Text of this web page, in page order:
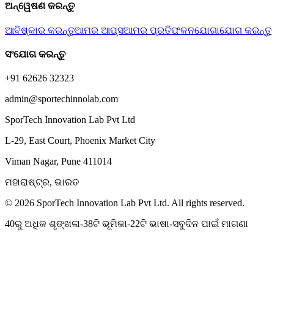
ଅନ୍ୱେଷଣ କରନ୍ତୁ
ଆବିଷ୍କାର କରନ୍ତୁଆମର ଆପ୍ସଆମର ପ୍ରତିଫଳନଯୋଗାଯୋଗ କରନ୍ତୁ
ସଂଯୋଗ କରନ୍ତୁ
+91 62626 32323
admin@sportechinnolab.com
SporTech Innovation Lab Pvt Ltd
L-29, East Court, Phoenix Market City
Viman Nagar, Pune 411014
ମହାରାଷ୍ଟ୍ର, ଭାରତ
© 2026 SporTech Innovation Lab Pvt Ltd. All rights reserved.
40ରୁ ଅଧିକ ଶୃଙ୍ଖଳା-38ଟି ଭୂମିକା-22ଟି ଭାଷା-ସବୁଦିନ ପାଇଁ ମାଗଣା